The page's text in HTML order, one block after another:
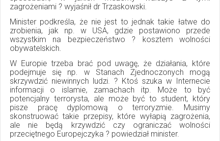
zagrożeniami ? wyjaśnił dr Trzaskowski.
Minister podkreśla, że nie jest to jednak takie łatwe do
zrobienia, jak np. w USA, gdzie postawiono przede
wszystkim na bezpieczeństwo ? kosztem wolności
obywatelskich.
W Europie trzeba brać pod uwagę, że działania, które
podejmuje się np. w Stanach Zjednoczonych mogą
skrzywdzić niewinnych ludzi. ? Ktoś szuka w Internecie
informacji o islamie, zamachach itp. Może to być
potencjalny terrorysta, ale może być to student, który
pisze pracę dyplomową o terroryzmie. Musimy
skonstruować takie przepisy, które wyłapią zagrożenia,
ale nie będą krzywdzić czy ograniczać wolności
przeciętnego Europejczyka ? powiedział minister.